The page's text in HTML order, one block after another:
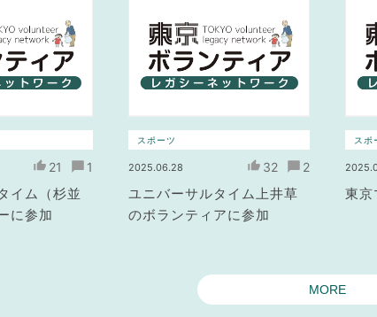
21 1
イム（杉並
に参加
スポーツ
2025.06.28 32 2
ユニバーサルタイム上井草
のボランティアに参加
スポ
東京
MORE